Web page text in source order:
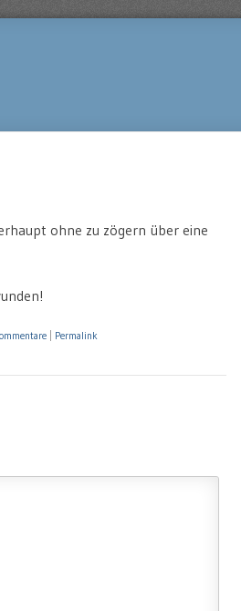
ohne zu zögern über eine
Permalink